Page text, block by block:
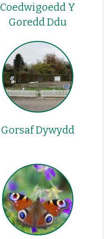
Coedwigoedd Y
Goredd Ddu
Gorsaf Dywydd